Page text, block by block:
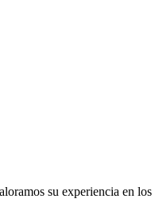
su experiencia en